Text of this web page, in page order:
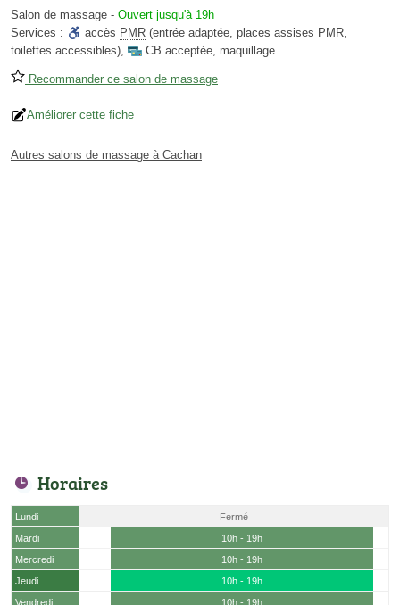
Salon de massage - Ouvert jusqu'à 19h
Services :
accès PMR (entrée adaptée, places assises PMR,
toilettes accessibles), CB acceptée, maquillage
Recommander ce salon de massage
Améliorer cette fiche
Autres salons de massage à Cachan
Horaires
Lundi
Fermé
Mardi
10h - 19h
Mercredi
10h - 19h
Jeudi
10h - 19h
Vendredi
10h - 19h